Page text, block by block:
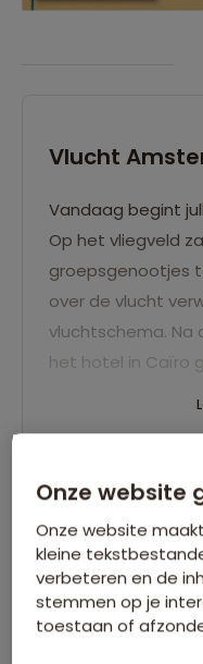
Vlucht
Vandaag begint
Op het vliegveld
groepsgenootjes
over de vlucht
vluchtschema. Na
het hotel in Caïro
Onze website
Onze website
kleine
verbeteren en de
stemmen op je
toestaan of